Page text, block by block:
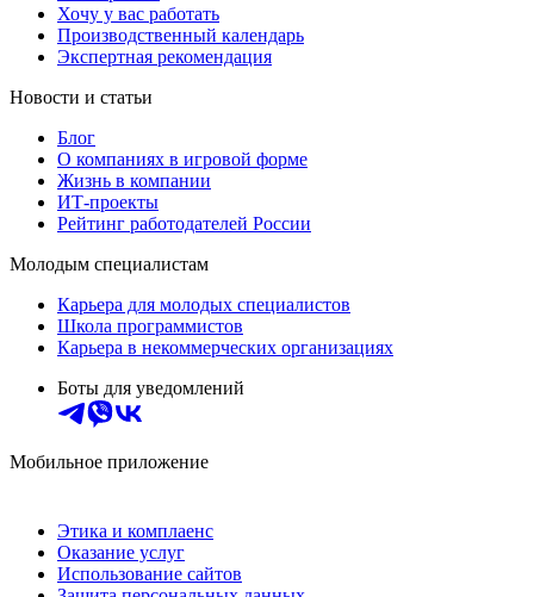
Хочу у вас работать
Производственный календарь
Экспертная рекомендация
Новости и статьи
Блог
О компаниях в игровой форме
Жизнь в компании
ИТ-проекты
Рейтинг работодателей России
Молодым специалистам
Карьера для молодых специалистов
Школа программистов
Карьера в некоммерческих организациях
Боты для уведомлений
Мобильное приложение
Этика и комплаенс
Оказание услуг
Использование сайтов